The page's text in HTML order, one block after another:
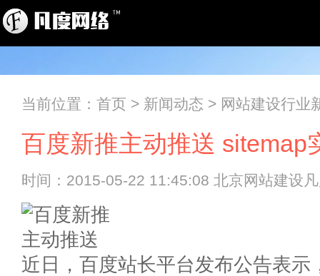
当前位置： 首页 > 新闻动态 > 网站建设行业
百度新推主动推送 sitemap
时间：2015-05-22 11:45:08 北京网站建设
近日，百度站长平台发布公告表